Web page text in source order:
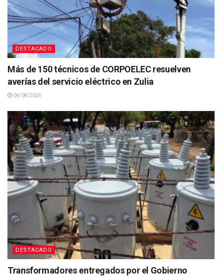
DESTACADO
Más de 150 técnicos de CORPOELEC resuelven
averías del servicio eléctrico en Zulia
04/08/2026
DESTACADO
Transformadores entregados por el Gobierno